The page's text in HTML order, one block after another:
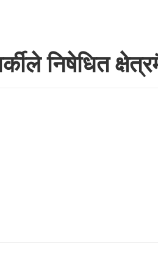
निषेधित